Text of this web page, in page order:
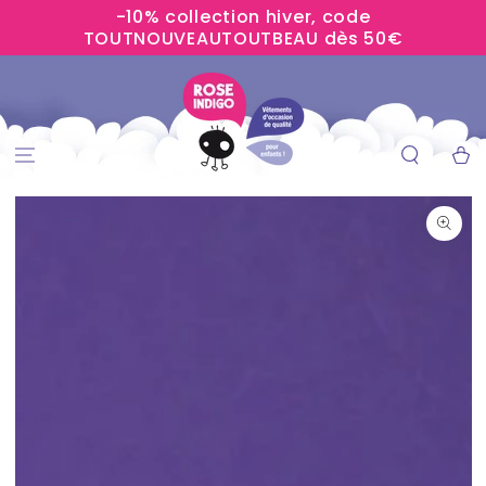
-10% collection hiver, code
TOUTNOUVEAUTOUTBEAU dès 50€
Panier
IGNORER LES